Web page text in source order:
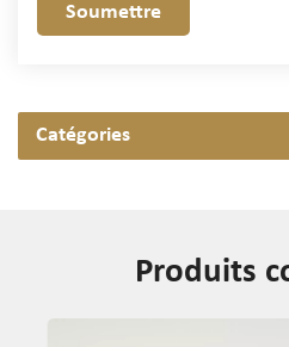
Soumettre
Catégories
Produits